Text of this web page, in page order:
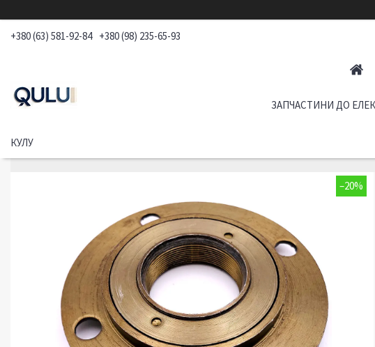
+380 (63) 581-92-84 +380 (98) 235-65-93
КУЛУ
ЗАПЧАСТИНИ ДО
–20%